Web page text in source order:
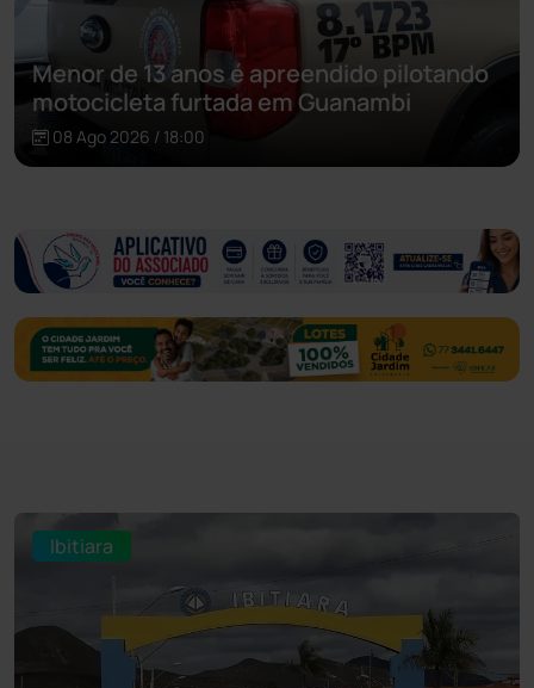
Menor de 13 anos é apreendido pilotando
motocicleta furtada em Guanambi
08 Ago 2026 / 18:00
Ibitiara